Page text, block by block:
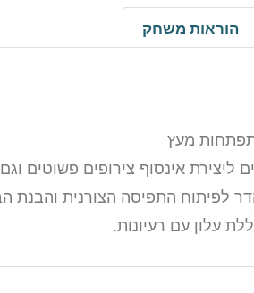
הוראות משחק
מעץ
לפיתוח התפיסה הצורנית והבנת
עלון עם רעיונות.